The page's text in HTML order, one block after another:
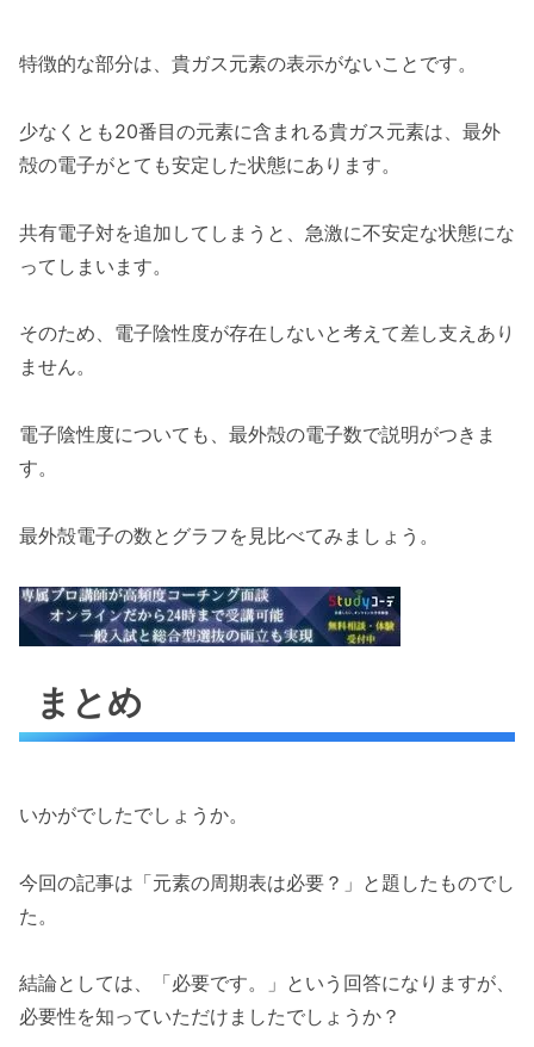
特徴的な部分は、貴ガス元素の表示がないことです。
少なくとも20番目の元素に含まれる貴ガス元素は、最外
殻の電子がとても安定した状態にあります。
共有電子対を追加してしまうと、急激に不安定な状態にな
ってしまいます。
そのため、電子陰性度が存在しないと考えて差し支えあり
ません。
電子陰性度についても、最外殻の電子数で説明がつきま
す。
最外殻電子の数とグラフを見比べてみましょう。
まとめ
いかがでしたでしょうか。
今回の記事は「元素の周期表は必要？」と題したものでし
た。
結論としては、「必要です。」という回答になりますが、
必要性を知っていただけましたでしょうか？